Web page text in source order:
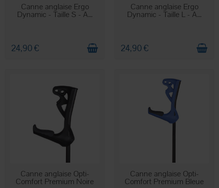
EN STOCK
Canne anglaise Ergo
Dynamic - Taille S - A...
24,90 €
EN STOCK
Canne anglaise Ergo
Dynamic - Taille L - A...
24,90 €
EN STOCK
Canne anglaise Opti-
Comfort Premium Noire
EN STOCK
Canne anglaise Opti-
Comfort Premium Bleue